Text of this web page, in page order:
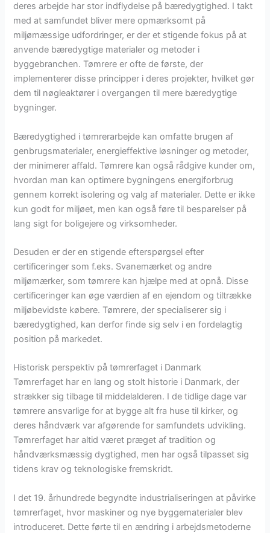
deres arbejde har stor indflydelse på bæredygtighed. I takt
med at samfundet bliver mere opmærksomt på
miljømæssige udfordringer, er der et stigende fokus på at
anvende bæredygtige materialer og metoder i
byggebranchen. Tømrere er ofte de første, der
implementerer disse principper i deres projekter, hvilket gør
dem til nøgleaktører i overgangen til mere bæredygtige
bygninger.
Bæredygtighed i tømrerarbejde kan omfatte brugen af
genbrugsmaterialer, energieffektive løsninger og metoder,
der minimerer affald. Tømrere kan også rådgive kunder om,
hvordan man kan optimere bygningens energiforbrug
gennem korrekt isolering og valg af materialer. Dette er ikke
kun godt for miljøet, men kan også føre til besparelser på
lang sigt for boligejere og virksomheder.
Desuden er der en stigende efterspørgsel efter
certificeringer som f.eks. Svanemærket og andre
miljømærker, som tømrere kan hjælpe med at opnå. Disse
certificeringer kan øge værdien af en ejendom og tiltrække
miljøbevidste købere. Tømrere, der specialiserer sig i
bæredygtighed, kan derfor finde sig selv i en fordelagtig
position på markedet.
Historisk perspektiv på tømrerfaget i Danmark
Tømrerfaget har en lang og stolt historie i Danmark, der
strækker sig tilbage til middelalderen. I de tidlige dage var
tømrere ansvarlige for at bygge alt fra huse til kirker, og
deres håndværk var afgørende for samfundets udvikling.
Tømrerfaget har altid været præget af tradition og
håndværksmæssig dygtighed, men har også tilpasset sig
tidens krav og teknologiske fremskridt.
I det 19. århundrede begyndte industrialiseringen at påvirke
tømrerfaget, hvor maskiner og nye byggematerialer blev
introduceret. Dette førte til en ændring i arbejdsmetoderne